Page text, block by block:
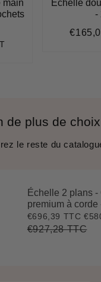
main
Échelle
-
Prix
de plus de
le reste du
Échelle 2 plans -
premium à corde
Prix
réduit
€696,39 TTC
Prix
€927,28 TTC